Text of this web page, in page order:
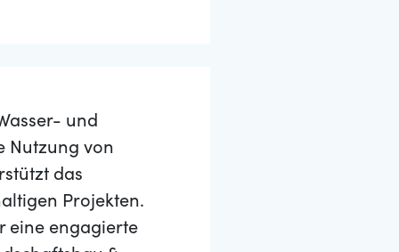
und
Nutzung von
das
Projekten.
eine engagierte